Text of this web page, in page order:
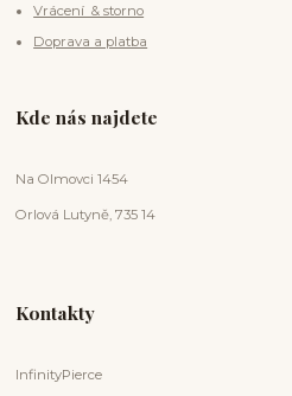
Vrácení & storno
Doprava a platba
Kde nás najdete
Na Olmovci 1454
Orlová Lutyně, 735 14
Kontakty
InfinityPierce